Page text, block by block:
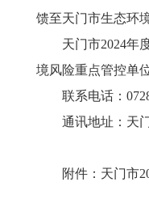
馈至天门市生态环
天门市2024年
境风险重点管控单位
联系电话：
通讯地址：天
附件：天门市